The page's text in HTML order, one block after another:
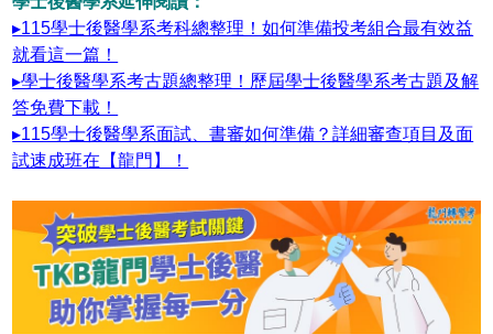
▸115學士後醫學系考科總整理！如何準備投考組合最有效益
就看這一篇！
▸學士後醫學系考古題總整理！歷屆學士後醫學系考古題及解
答免費下載！
▸115學士後醫學系面試、書審如何準備？詳細審查項目及面
試速成班在【龍門】！